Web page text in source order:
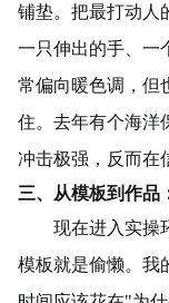
铺垫。把最打动人
一只伸出的手、一
常偏向暖色调，但
住。去年有个海洋
冲击极强，反而在
三、从模板到作品
现在进入实操
模板就是偷懒。我